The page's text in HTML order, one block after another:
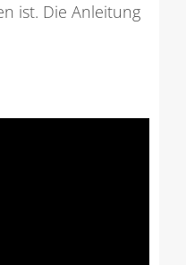
ist. Die Anleitung